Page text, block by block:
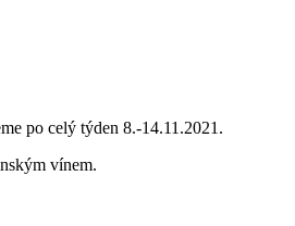
po celý týden 8.-14.11.2021.
vínem.